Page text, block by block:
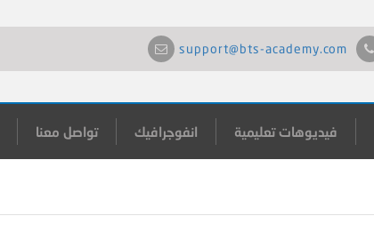
support@bts-academy.com
فيديوهات تعليمية انفوجرافيك تواصل معنا